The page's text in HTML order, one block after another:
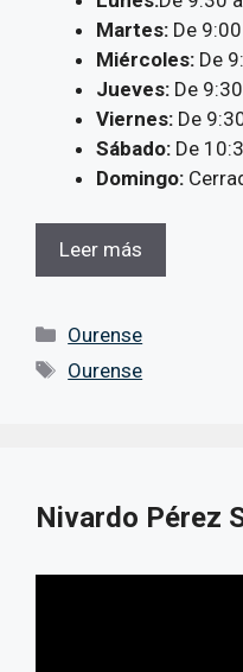
Martes: De
Miércoles: De
Jueves: De
Viernes: De
Sábado: De
Domingo:
Leer más
Categorías
Ourense
Etiquetas
Ourense
Nivardo Pérez